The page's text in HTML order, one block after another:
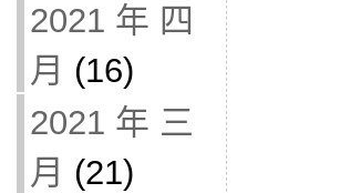
2021 年 四
月 (16)
2021 年 三
月 (21)